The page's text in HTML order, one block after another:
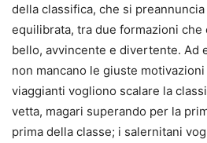
della classifica, che si
equilibrata, tra due formazioni che
bello, avvincente e divertente. Ad
non mancano le giuste
viaggianti vogliono scalare la
vetta, magari superando per la
prima della classe; i salernitani